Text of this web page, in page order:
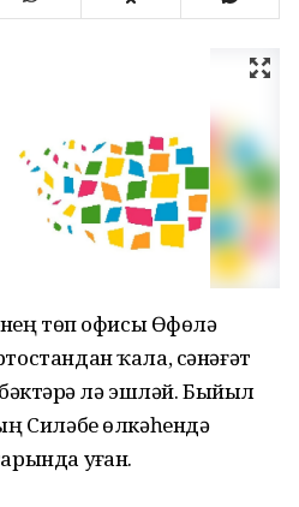
төп офисы Өфөлә
ҡала, сәнәғәт
лә эшләй. Быйыл
Силәбе өлкәһендә
уҙған.